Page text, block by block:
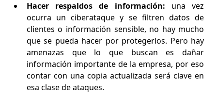
Hacer respaldos de información: una vez
ocurra un ciberataque y se filtren datos de
clientes o información sensible, no hay mucho
que se pueda hacer por protegerlos. Pero hay
amenazas que lo que buscan es dañar
información importante de la empresa, por eso
contar con una copia actualizada será clave en
esa clase de ataques.